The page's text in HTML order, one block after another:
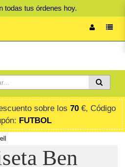
todas tus órdenes hoy.
sobre los 70€, Código
FUTBOL
Ben